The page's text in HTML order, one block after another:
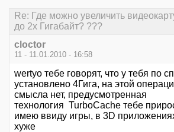
Re: Где можно увеличить
до 2х Гигабайт? ???
cloctor
11 - 11.01.2010 - 16:58
wertyo тебе говорят, что у тебя по
установлено 4Гига, на этой
смысла нет, предусмотренная
технология TurboCache тебе
имею ввиду игры, в 3D
хуже